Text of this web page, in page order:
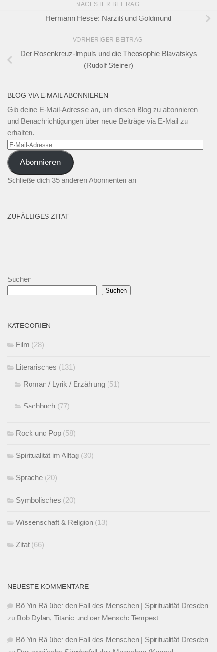
NÄCHSTER BEITRAG
Hermann Hesse: Narziß und Goldmund
VORHERIGER BEITRAG
Der Rosenkreuz-Impuls und die Theosophie Blavatskys
(Rudolf Steiner)
BLOG VIA E-MAIL ABONNIEREN
Gib deine E-Mail-Adresse an, um diesen Blog zu abonnieren
und Benachrichtigungen über neue Beiträge via E-Mail zu
erhalten.
E-
Mail-
Adresse
Abonnieren
Schließe dich 35 anderen Abonnenten an
ZUFÄLLIGES ZITAT
Suchen
Suchen
KATEGORIEN
Film (28)
Literarisches (131)
Roman / Lyrik / Erzählung (51)
Sachbuch (77)
Rock und Pop (58)
Spiritualität im Alltag (30)
Sprache (20)
Symbolisches (20)
Wissenschaft & Religion (13)
Zitat (66)
NEUESTE KOMMENTARE
Bô Yin Râ über den Fall des Menschen | Spiritualität Dresden
zu Bob Dylan, Titanic und der Mensch: Tempest
Bô Yin Râ über den Fall des Menschen | Spiritualität Dresden